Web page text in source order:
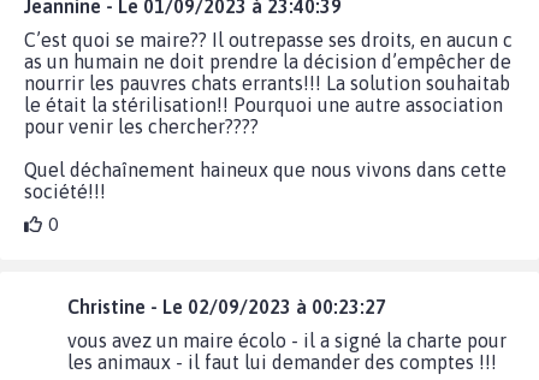
Jeannine - Le 01/09/2023 à 23:40:39
C’est quoi se maire?? Il outrepasse ses droits, en aucun c
as un humain ne doit prendre la décision d’empêcher de
nourrir les pauvres chats errants!!! La solution souhaitab
le était la stérilisation!! Pourquoi une autre association
pour venir les chercher????
Quel déchaînement haineux que nous vivons dans cette
société!!!
0
Christine - Le 02/09/2023 à 00:23:27
vous avez un maire écolo - il a signé la charte pour
les animaux - il faut lui demander des comptes !!!